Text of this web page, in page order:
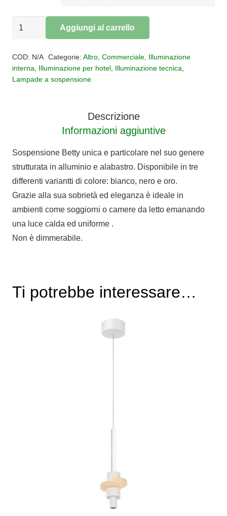
Sospensione
quantità
Aggiungi al carrello
COD: N/A Categorie: Altro, Commerciale, Illuminazione
interna
Illuminazione per hotel Illuminazione tecnica
Lampade a sospensione
Descrizione
Informazioni aggiuntive
Sospensione Betty unica e particolare nel suo genere
strutturata in alluminio e alabastro. Disponibile in tre
differenti variantti di colore: bianco, nero e oro.
Grazie alla sua sobrietà ed eleganza è ideale in
ambienti come soggiorni o camere da letto emanando
una luce calda ed uniforme .
Non è dimmerabile.
Ti potrebbe interessare…